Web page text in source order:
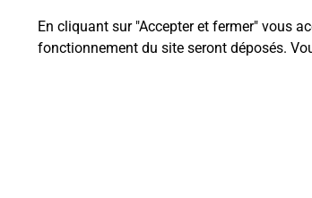
En cliquant sur "Accepter et fermer" vous
fonctionnement du site seront déposés.
Questions